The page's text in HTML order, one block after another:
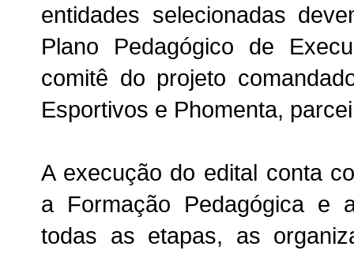
entidades selecionadas
Plano Pedagógico de
comitê do projeto
Esportivos e Phomenta,
A execução do edital conta
a Formação Pedagógica e
todas as etapas, as